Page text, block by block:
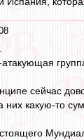
сейчас
них какую-то